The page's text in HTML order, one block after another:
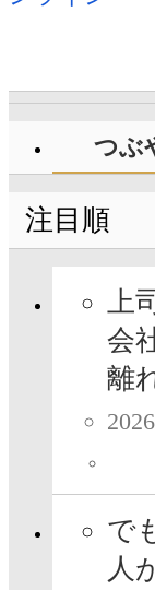
つぶ
注目順
上
会
離
で
人